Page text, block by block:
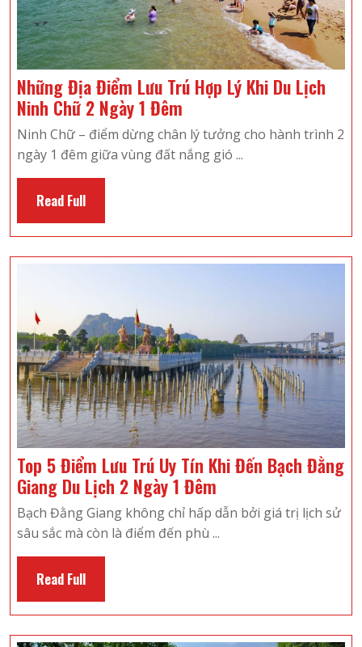
Những Địa Điểm Lưu Trú Hợp Lý Khi Du Lịch
Ninh Chữ 2 Ngày 1 Đêm Những
Địa
Điểm
Lưu
Lý
Khi
Chữ
2
Ngày
1
Đêm
Ninh Chữ – điểm dừng chân lý tưởng cho hành trình 2
ngày 1 đêm giữa vùng đất nắng gió ...
Read FullRead
Full
Top 5 Điểm Lưu Trú Uy Tín Khi Đến Bạch Đằng
Giang Du Lịch 2 Ngày 1 Đêm
5
Tín
Khi
Bạch Đằng Giang không chỉ hấp dẫn bởi giá trị lịch sử
sâu sắc mà còn là điểm đến phù ...
Read FullRead
Full